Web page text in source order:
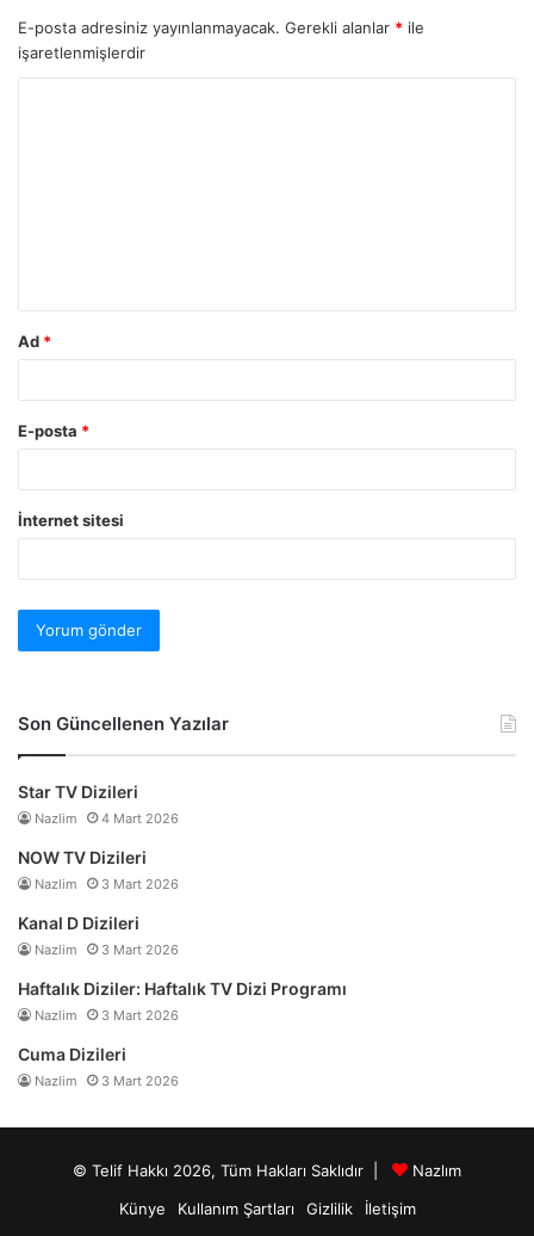
E-posta adresiniz yayınlanmayacak. Gerekli alanlar * ile
işaretlenmişlerdir
Ad *
E-posta *
İnternet sitesi
Son Güncellenen Yazılar
Star TV Dizileri
Nazlim 4 Mart 2026
NOW TV Dizileri
Nazlim 3 Mart 2026
Kanal D Dizileri
Nazlim 3 Mart 2026
Haftalık Diziler: Haftalık TV Dizi Programı
Nazlim 3 Mart 2026
Cuma Dizileri
Nazlim 3 Mart 2026
© Telif Hakkı 2026, Tüm Hakları Saklıdır |
Nazlım
Künye
Kullanım Şartları Gizlilik İletişim